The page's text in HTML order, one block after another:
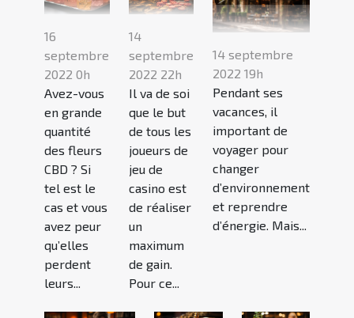
16
septembre
2022 0h
Avez-vous
en grande
quantité
des fleurs
CBD ? Si
tel est le
cas et vous
avez peur
qu’elles
perdent
leurs...
14
septembre
2022 22h
Il va de soi
que le but
de tous les
joueurs de
jeu de
casino est
de réaliser
un
maximum
de gain.
Pour ce...
14 septembre
2022 19h
Pendant ses
vacances, il
important de
voyager pour
changer
d’environnement
et reprendre
d’énergie. Mais...